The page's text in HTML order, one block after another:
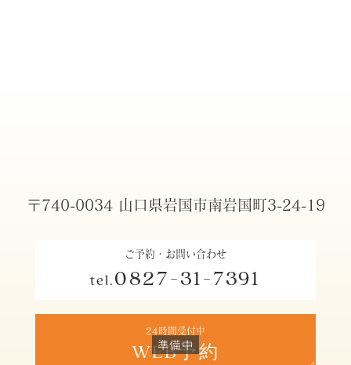
〒740-0034 山口県岩国市南岩国町3-24-19
ご予約・お問い合わせ
tel.0827-31-7391
24時間受付中
WEB予約